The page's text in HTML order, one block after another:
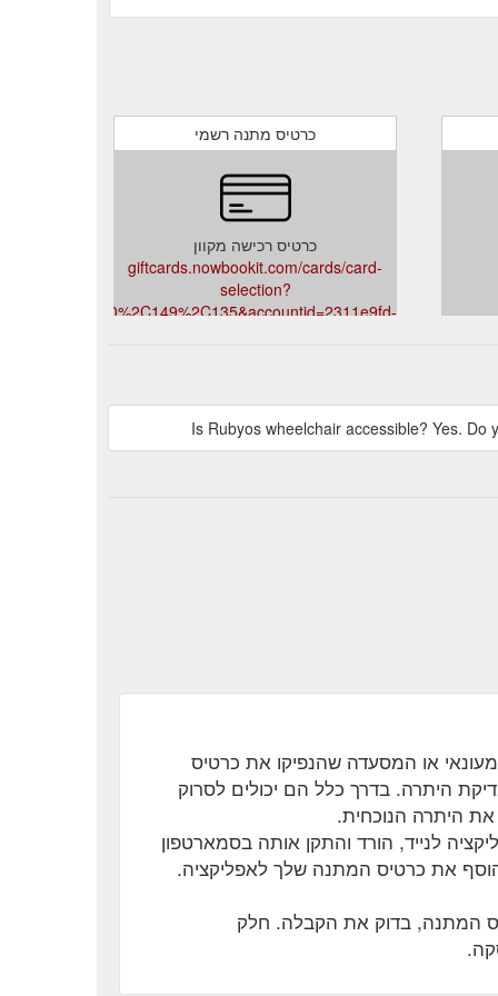
כרטיס מתנה רשמי
כרטיס רכישה מקוון
giftcards.nowbookit.com/cards/card-
selection?
accent=0%2C149%2C135&accountid=2311e9fd-
Is Rubyos wheelchair accessible? Yes.
או המסעדה שהנפיקו את כרטיס
היתרה. בדרך כלל הם יכולים לסרוק
היתרה הנוכחית.
לנייד, הורד והתקן אותה בסמארטפון
את כרטיס המתנה שלך לאפליקציה.
המתנה, בדוק את הקבלה. חלק